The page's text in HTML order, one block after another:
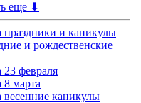
еще ⬇
праздники и каникулы
и рождественские
февраля
марта
каникулы